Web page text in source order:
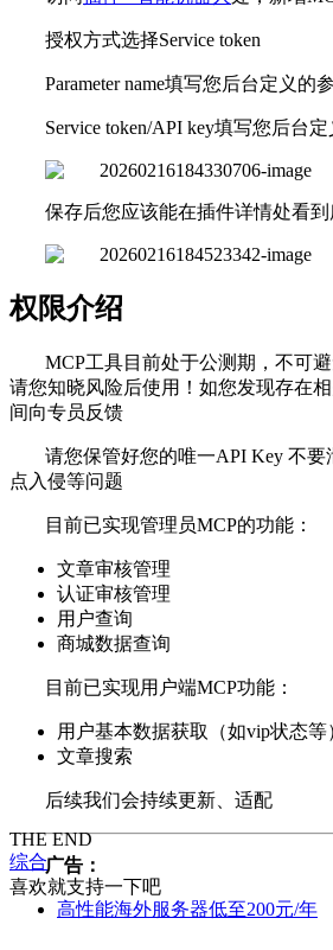
授权方式选择Service token
Parameter name填写您后台定义的
Service token/API key填写您后台
保存后您应该能在插件详情处看
权限介绍
MCP工具目前处于公测期，不可
请您知晓风险后使用！如您发现存在
间向专员反馈
请您保管好您的唯一API Key 不
点入侵等问题
目前已实现管理员MCP的功能：
文章审核管理
认证审核管理
用户查询
商城数据查询
目前已实现用户端MCP功能：
用户基本数据获取（如vip状态等
文章搜索
后续我们会持续更新、适配
广告：
高性能海外服务器低至200元/年
THE END
综合
喜欢就支持一下吧